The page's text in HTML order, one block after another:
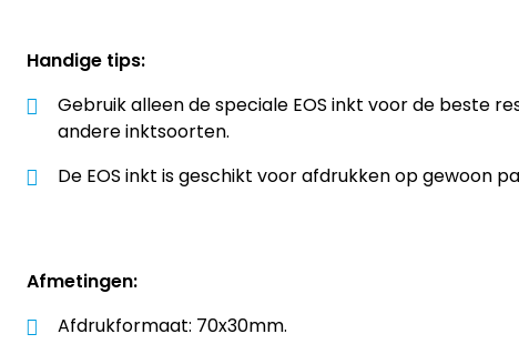
Handige tips:
Gebruik alleen de speciale EOS inkt voor de beste
andere inktsoorten.
De EOS inkt is geschikt voor afdrukken op gewoon
Afmetingen:
Afdrukformaat: 70x30mm.